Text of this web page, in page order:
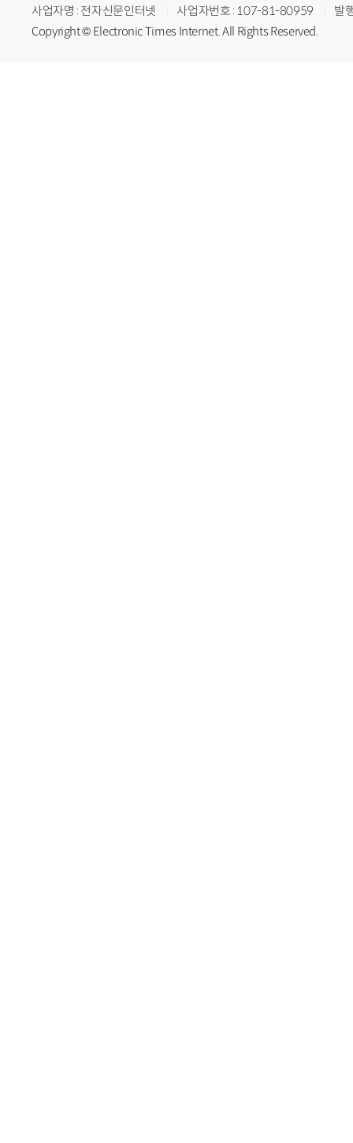
사업자명 : 전자신문인터넷
사업자번호 : 107-81-80959
발
Copyright © Electronic Times Internet. All Rights Reserved.